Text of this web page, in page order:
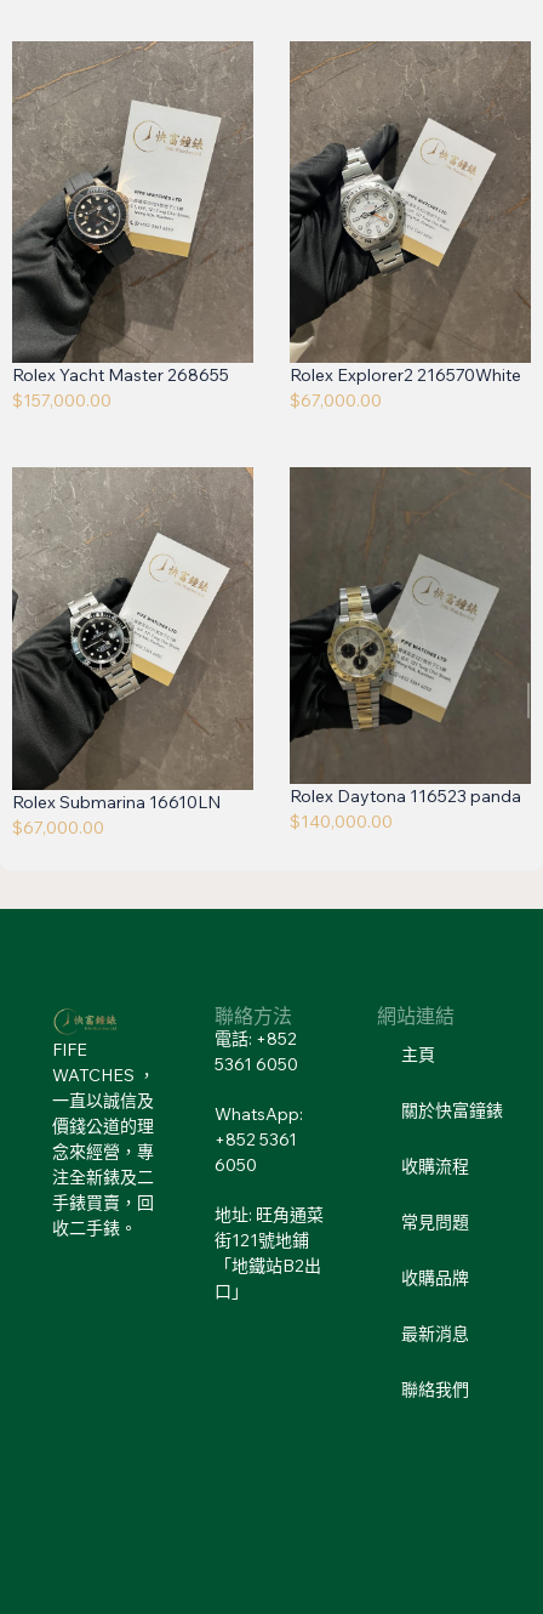
Rolex Yacht Master 268655
$157,000.00
Rolex Explorer2 216570White
$67,000.00
Rolex Submarina 16610LN
$67,000.00
Rolex Daytona 116523 panda
$140,000.00
FIFE
WATCHES ，
一直以誠信及
價錢公道的理
念來經營，專
注全新錶及二
手錶買賣，回
收二手錶。
聯絡方法
電話: +852
5361 6050
WhatsApp:
+852 5361
6050
地址: 旺角通菜
街121號地鋪
「地鐵站B2出
口」
網站連結
主頁
關於快富鐘錶
收購流程
常見問題
收購品牌
最新消息
聯絡我們